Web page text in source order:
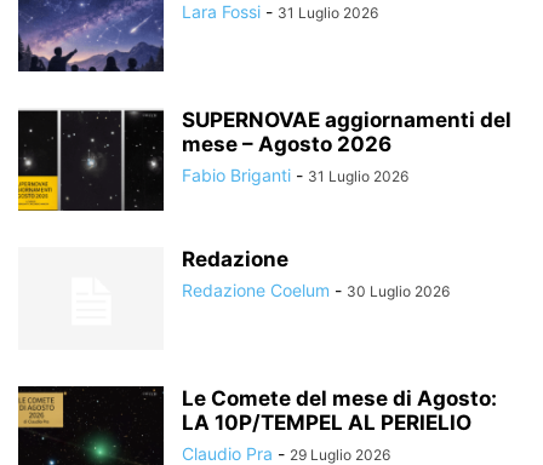
Lara Fossi - 31 Luglio 2026
SUPERNOVAE aggiornamenti del
mese – Agosto 2026
Fabio Briganti - 31 Luglio 2026
Redazione
Redazione Coelum - 30 Luglio 2026
Le Comete del mese di Agosto:
LA 10P/TEMPEL AL PERIELIO
Claudio Pra - 29 Luglio 2026